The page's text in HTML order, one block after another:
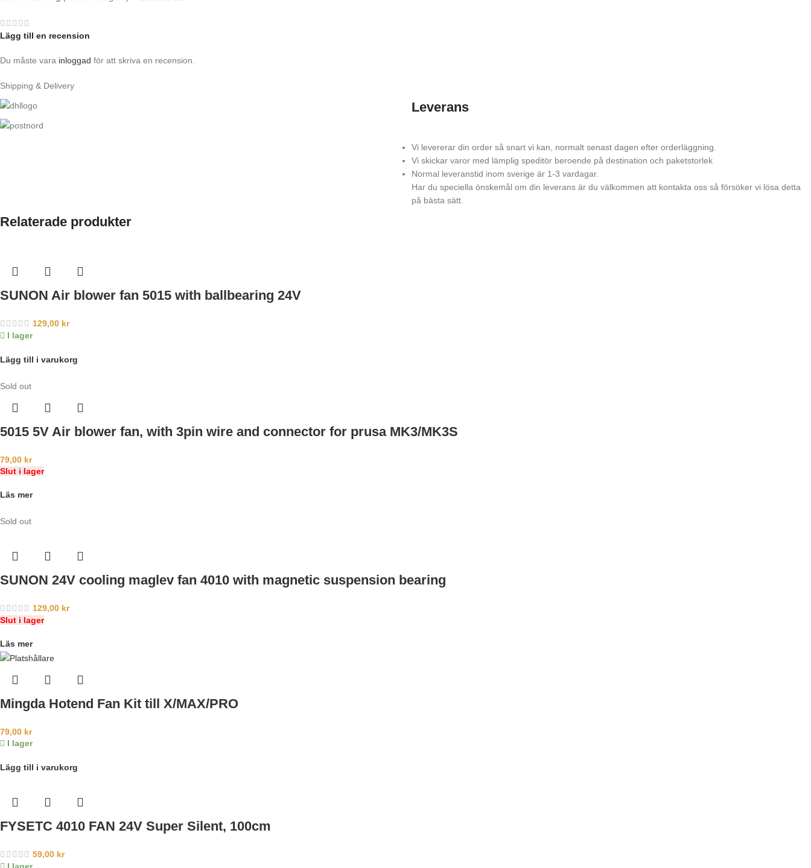
Lägg till en recension
Du måste vara inloggad för att skriva en recension.
Shipping & Delivery
Leverans
Vi levererar din order så snart vi kan, normalt senast dagen efter orderläggning.
Vi skickar varor med lämplig speditör beroende på destination och paketstorlek
Normal leveranstid inom sverige är 1-3 vardagar.
Har du speciella önskemål om din leverans är du välkommen att kontakta oss så försöker vi lösa detta
på bästa sätt.
Relaterade produkter
SUNON Air blower fan 5015 with ballbearing 24V
129,00 kr
I lager
Lägg till i varukorg
Sold out
5015 5V Air blower fan, with 3pin wire and connector for prusa MK3/MK3S
79,00 kr
Slut i lager
Läs mer
Sold out
SUNON 24V cooling maglev fan 4010 with magnetic suspension bearing
129,00 kr
Slut i lager
Läs mer
Mingda Hotend Fan Kit till X/MAX/PRO
79,00 kr
I lager
Lägg till i varukorg
FYSETC 4010 FAN 24V Super Silent, 100cm
59,00 kr